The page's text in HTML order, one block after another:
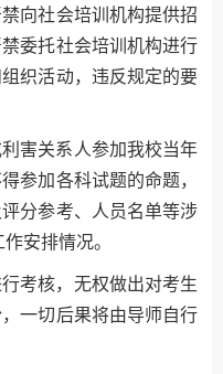
向社会培训机构提供招
委托社会培训机构进行
织活动，违反规定的要
害关系人参加我校当年
参加各科试题的命题，
分参考、人员名单等涉
安排情况。
考核，无权做出对考生
一切后果将由导师自行